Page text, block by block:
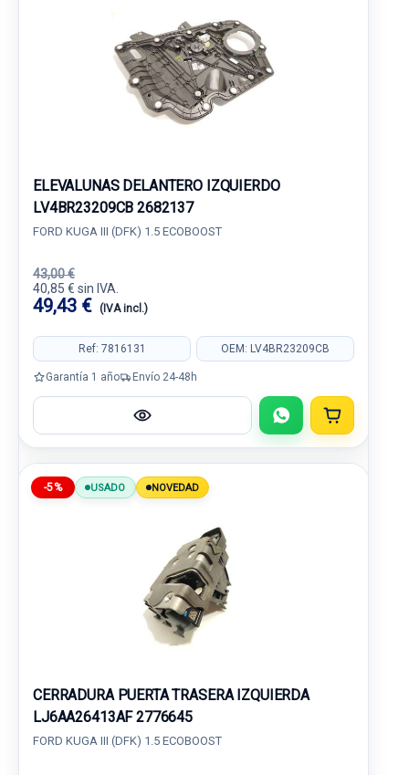
ELEVALUNAS DELANTERO IZQUIERDO
LV4BR23209CB 2682137
FORD KUGA III (DFK) 1.5 ECOBOOST
43,00 €
40,85 € sin IVA.
49,43 € (IVA incl.)
Ref: 7816131 OEM: LV4BR23209CB
Garantía 1 año Envío 24-48h
-5% USADO NOVEDAD
CERRADURA PUERTA TRASERA IZQUIERDA
LJ6AA26413AF 2776645
FORD KUGA III (DFK) 1.5 ECOBOOST